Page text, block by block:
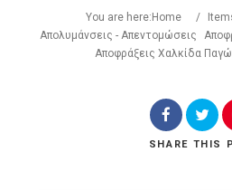
Search
You are here: Home /
Απολυμάνσεις - Απεντομώσεις
Αποφράξεις Χαλκίδα
SHARE THIS